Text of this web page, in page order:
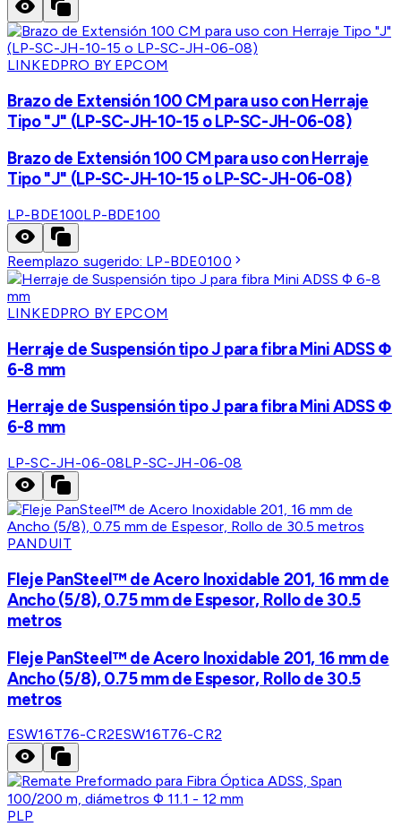
LINKEDPRO BY EPCOM
Brazo de Extensión 100 CM para uso con Herraje
Tipo "J" (LP-SC-JH-10-15 o LP-SC-JH-06-08)
Brazo de Extensión 100 CM para uso con Herraje
Tipo "J" (LP-SC-JH-10-15 o LP-SC-JH-06-08)
LP-BDE100LP-BDE100
Reemplazo sugerido: LP-BDE0100
LINKEDPRO BY EPCOM
Herraje de Suspensión tipo J para fibra Mini ADSS Φ
6-8 mm
Herraje de Suspensión tipo J para fibra Mini ADSS Φ
6-8 mm
LP-SC-JH-06-08LP-SC-JH-06-08
PANDUIT
Fleje PanSteel™ de Acero Inoxidable 201, 16 mm de
Ancho (5/8), 0.75 mm de Espesor, Rollo de 30.5
metros
Fleje PanSteel™ de Acero Inoxidable 201, 16 mm de
Ancho (5/8), 0.75 mm de Espesor, Rollo de 30.5
metros
ESW16T76-CR2ESW16T76-CR2
PLP